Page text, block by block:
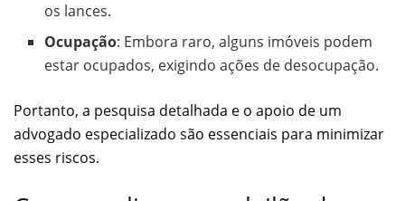
os lances.
Ocupação: Embora raro, alguns imóveis podem
estar ocupados, exigindo ações de desocupação.
Portanto, a pesquisa detalhada e o apoio de um
advogado especializado são essenciais para minimizar
esses riscos.